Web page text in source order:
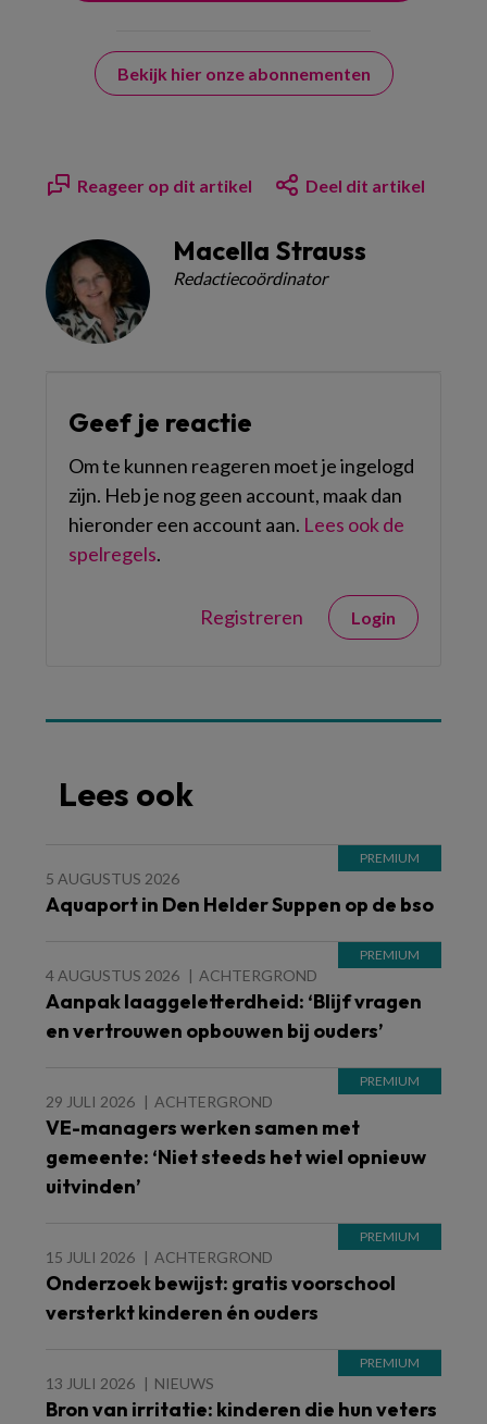
Bekijk hier onze abonnementen
Reageer op dit artikel Deel dit artikel
Macella Strauss
Redactiecoördinator
Geef je reactie
Om te kunnen reageren moet je ingelogd
zijn. Heb je nog geen account, maak dan
hieronder een account aan. Lees ook de
spelregels.
Registreren Login
Lees ook
5 AUGUSTUS 2026
Aquaport in Den Helder Suppen op de bso
4 AUGUSTUS 2026 ACHTERGROND
Aanpak laaggeletterdheid: ‘Blijf vragen
en vertrouwen opbouwen bij ouders’
29 JULI 2026 ACHTERGROND
VE-managers werken samen met
gemeente: ‘Niet steeds het wiel opnieuw
uitvinden’
15 JULI 2026 ACHTERGROND
Onderzoek bewijst: gratis voorschool
versterkt kinderen én ouders
13 JULI 2026 NIEUWS
Bron van irritatie: kinderen die hun veters